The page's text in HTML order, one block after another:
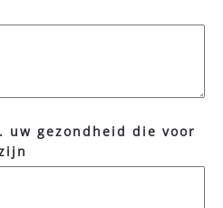
uw gezondheid die voor